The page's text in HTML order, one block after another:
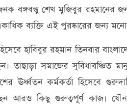
বঙ্গবন্ধু শেখ মুজিবুর রহমানের
ব্যক্তি এই পুরষ্কারের জন্য
হাবিবুর রহমান তিনবার
সমাজের সুবিধাবঞ্চিত
ঊর্ধ্বতন কর্মকর্তা হিসেবে
আরও কিছু গুরুত্বপূর্ণ কাজ।